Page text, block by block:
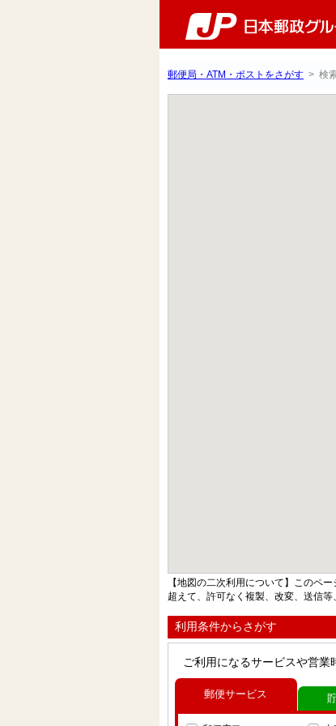
郵便局・ATM・ポストをさがす > 検
【地図の二次利用について】このペ
超えて、許可なく複製、改変、送信
利用条件からさがす
ご利用になるサービスや営業
郵便サービス